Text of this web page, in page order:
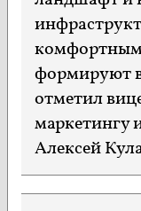
формируют
отметил
маркетингу
Алексей